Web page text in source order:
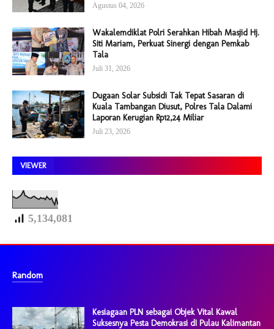
Agustus 04, 2026
Wakalemdiklat Polri Serahkan Hibah Masjid Hj.
Siti Mariam, Perkuat Sinergi dengan Pemkab
Tala
Juli 31, 2026
Dugaan Solar Subsidi Tak Tepat Sasaran di
Kuala Tambangan Diusut, Polres Tala Dalami
Laporan Kerugian Rp12,24 Miliar
Juli 23, 2026
VIEWER
5,134,081
Random
Kesiagaan PLN sebagai Objek Vital Kawal
Suksesnya Pesta Demokrasi dI Pulau Kalimantan